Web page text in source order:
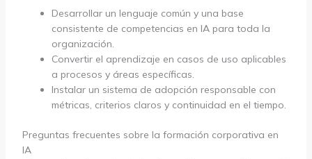
Desarrollar un lenguaje común y una base
consistente de competencias en IA para toda la
organización.
Convertir el aprendizaje en casos de uso aplicables
a procesos y áreas específicas.
Instalar un sistema de adopción responsable con
métricas, criterios claros y continuidad en el tiempo.
Preguntas frecuentes sobre la formación corporativa en
IA